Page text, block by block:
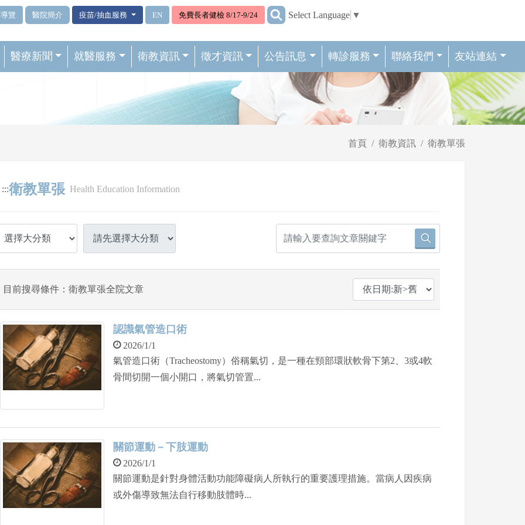
覽 醫院簡介 疫苗/抽血服務 EN 免費長者健檢 8/17-9/24 ::: Select Language ▼
醫療新聞 就醫服務 衛教資訊 徵才資訊 公告訊息 轉診服務 聯絡我們 友站連結
首頁 衛教資訊 衛教單張
:::衛教單張 Health Education Information
目前搜尋條件：衛教單張全院文章
認識氣管造口術
2026/1/1
氣管造口術（Tracheostomy）俗稱氣切，是一種在頸部環狀軟骨下第2、3或4軟
骨間切開一個小開口，將氣切管置...
關節運動－下肢運動
2026/1/1
關節運動是針對身體活動功能障礙病人所執行的重要護理措施。當病人因疾病
或外傷導致無法自行移動肢體時...